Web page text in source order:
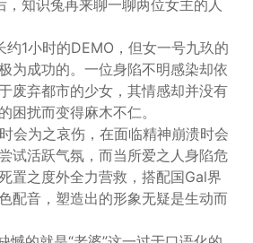
知识兔再来聊一聊两位女主的人
约1小时的DEMO，但女一号九玖的
为成功的。一位身陷不明感染却依
废弃都市的少女，其情感却并没有
困扰而变得麻木不仁。
会为之哀伤，在面临精神崩溃时会
试活跃气氛，而当所爱之人身陷危
置之度外全力营救，搭配国Gal界
配音，塑造出的形象无疑是生动而